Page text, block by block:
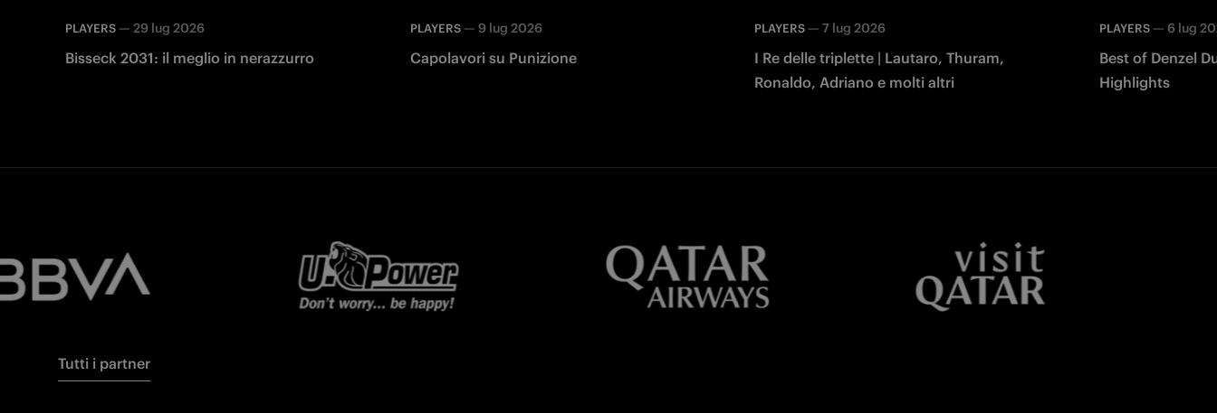
PLAYERS — 29 lug 2026
Bisseck 2031: il meglio in nerazzurro
PLAYERS— 9 lug 2026
Capolavori su Punizione
PLAYERS —7 lug 2026
I Re delle triplette | Lautaro, Thuram,
Ronaldo, Adriano e molti altri
PLAYERS— 6 lug
Best of Denzel
Highlights
Tutti i partner